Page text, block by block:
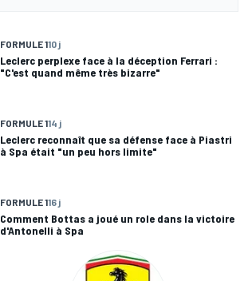
FORMULE 110 j
Leclerc perplexe face à la déception Ferrari :
"C'est quand même très bizarre"
FORMULE 114 j
Leclerc reconnaît que sa défense face à Piastri
à Spa était "un peu hors limite"
FORMULE 116 j
Comment Bottas a joué un role dans la victoire
d'Antonelli à Spa